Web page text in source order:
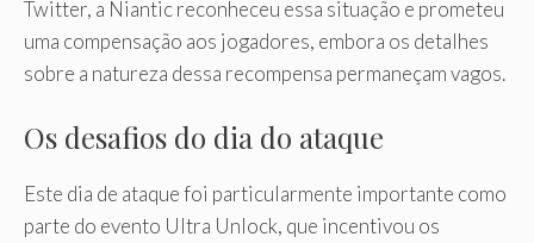
Twitter, a Niantic reconheceu essa situação e prometeu
uma compensação aos jogadores, embora os detalhes
sobre a natureza dessa recompensa permaneçam vagos.
Os desafios do dia do ataque
Este dia de ataque foi particularmente importante como
parte do evento Ultra Unlock, que incentivou os